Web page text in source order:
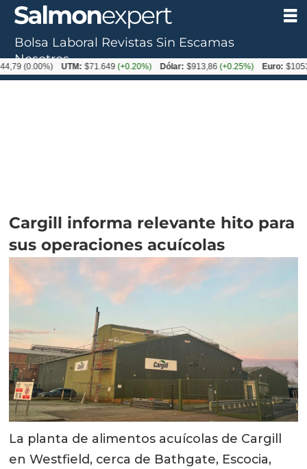
Cargill informa relevante hito para
sus operaciones acuícolas
La planta de alimentos acuícolas de Cargill
en Westfield, cerca de Bathgate, Escocia,
Bolsa Laboral Revistas Sin Escamas
Nosotros
UTM: $71.649(+0.20%) Dólar: $913,86(+0.25%) Euro: $1053,08(-